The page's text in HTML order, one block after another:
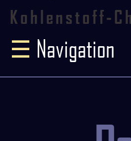
Kohlenstoff-
☰ Navigation